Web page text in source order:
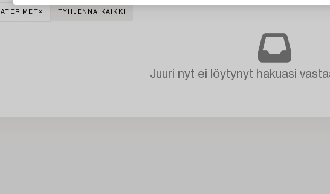
ATERIMET TYHJENNÄ KAIKKI
Juuri nyt ei löytynyt hakuasi